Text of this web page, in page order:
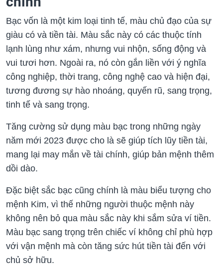
Bạc vốn là một kim loại tinh tế, màu chủ đạo của sự
giàu có và tiền tài. Màu sắc này có các thuộc tính
lạnh lùng như xám, nhưng vui nhộn, sống động và
vui tươi hơn. Ngoài ra, nó còn gắn liền với ý nghĩa
công nghiệp, thời trang, công nghệ cao và hiện đại,
tương đương sự hào nhoáng, quyến rũ, sang trọng,
tinh tế và sang trọng.
Tăng cường sử dụng màu bạc trong những ngày
năm mới 2023 được cho là sẽ giúp tích lũy tiền tài,
mang lại may mắn về tài chính, giúp bản mệnh thêm
dồi dào.
Đặc biệt sắc bạc cũng chính là màu biểu tượng cho
mệnh Kim, vì thế những người thuộc mệnh này
không nên bỏ qua màu sắc này khi sắm sửa ví tiền.
Màu bạc sang trọng trên chiếc ví không chỉ phù hợp
với vận mệnh mà còn tăng sức hút tiền tài đến với
chủ sở hữu.